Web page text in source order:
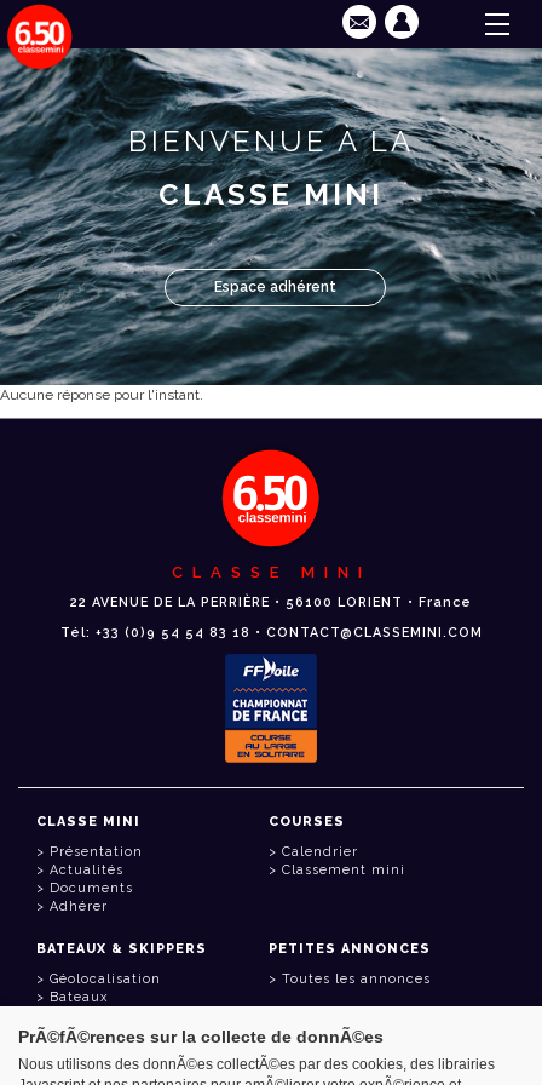
BIENVENUE À LA
CLASSE MINI
Espace adhérent
Aucune réponse pour l'instant.
CLASSE MINI
22 AVENUE DE LA PERRIÈRE • 56100 LORIENT • France
Tél: +33 (0)9 54 54 83 18 • CONTACT@CLASSEMINI.COM
CLASSE MINI
Présentation
Actualités
Documents
Adhérer
COURSES
Calendrier
Classement mini
BATEAUX & SKIPPERS
Géolocalisation
Bateaux
PETITES ANNONCES
Toutes les annonces
LIENS UTILES
PrÃ©fÃ©rences sur la collecte de donnÃ©es
Nous utilisons des donnÃ©es collectÃ©es par des cookies, des librairies